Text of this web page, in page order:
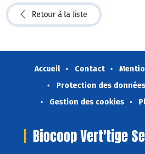
Retour à la liste
Accueil Contact
Protection des données
Gestion des cookies
Biocoop Vert'tige